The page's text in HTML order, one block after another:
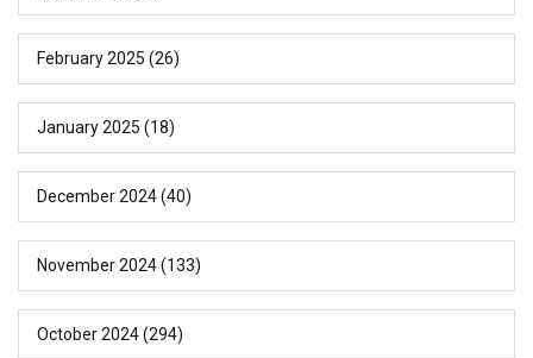
February 2025 (26)
January 2025 (18)
December 2024(40)
November 2024(133)
October 2024(294)